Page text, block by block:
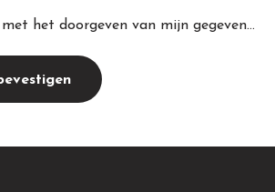
Ik ga akkoord met het doorgeven van mijn gegevens aan de toekomstige docent(e).